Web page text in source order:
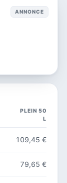
ANNONCE
PLEIN 50
L
109,45 €
79,65 €